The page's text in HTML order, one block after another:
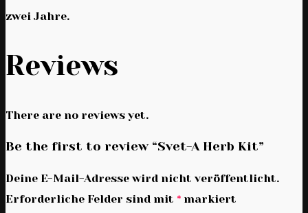
zwei Jahre.
Reviews
There are no reviews yet.
Be the first to review “Svet-A Herb Kit”
Deine E-Mail-Adresse wird nicht veröffentlicht.
Erforderliche Felder sind mit * markiert